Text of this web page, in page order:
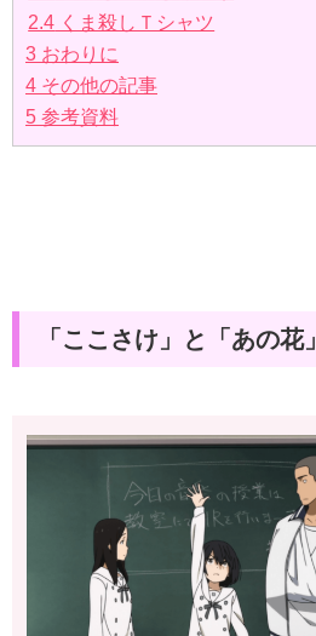
2.4 くま殺しＴシャツ
3 おわりに
4 その他の記事
5 参考資料
「ここさけ」と「あの花」